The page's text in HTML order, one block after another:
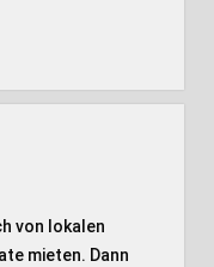
von lokalen
mieten. Dann